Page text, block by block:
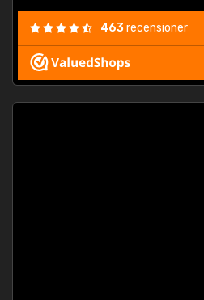
463recensioner